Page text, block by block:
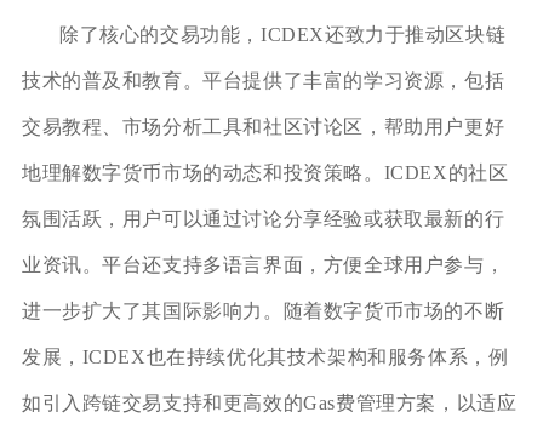
除了核心的交易功能，ICDEX还致力于推动区块链
技术的普及和教育。平台提供了丰富的学习资源，包括
交易教程、市场分析工具和社区讨论区，帮助用户更好
地理解数字货币市场的动态和投资策略。ICDEX的社区
氛围活跃，用户可以通过讨论分享经验或获取最新的行
业资讯。平台还支持多语言界面，方便全球用户参与，
进一步扩大了其国际影响力。随着数字货币市场的不断
发展，ICDEX也在持续优化其技术架构和服务体系，例
如引入跨链交易支持和更高效的Gas费管理方案，以适应